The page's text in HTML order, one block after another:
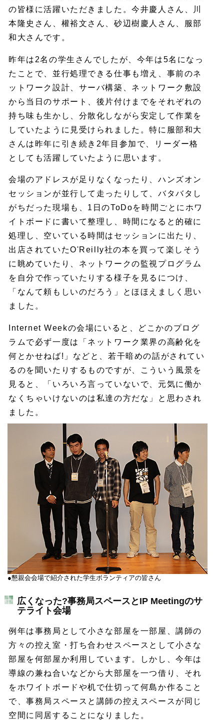
の皆様に活躍いただきました。今井慶人さん、川
本隆史さん、權裕文さん、砂辺樹慶人さん、服部
和大さんです。
昨年は2名の学生さんでしたが、今年は5名になっ
たことで、並行処理できる仕事も増え、事前のネ
ットワーク設計、サーバ構築、ネットワーク敷設
から当日のサポート、後片付けまでをそれぞれの
持ち味も生かし、分散化しながら安定して作業を
していたように見受けられました。特に服部和大
さんは昨年に引き続き2年目参加で、リーダー格
としても活躍していたように思います。
会場のアドレスが足りなくなったり、ハンズオン
セッションが並行して走ったりして、バタバタし
がちだった現場も、1日のToDoを時間ごとにホワ
イトボードに書いて整理し、時間になると的確に
処理し、空いている時間はセッションに出たり、
出店されていたO'Reilly社の本を買って楽しそう
に眺めていたり、ネットワークの監視プログラム
を自分で作っていたりする様子を見るにつけ、
「なんて頼もしいのだろう」とほほえましく思い
ました。
Internet Weekの会場にいると、どこかのプログ
ラムで必ず一度は「ネットワーク業界の高齢化を
何とかせねば!」などと、若干暗めの話がされてい
るのを聞いたりするものですが、こういう風景を
見ると、「いろいろ言っていないで、元気に働か
なくちゃいけないのは私達の方だな」と思わされ
ました。
●懇親会会場で紹介された学生ボランティアの皆さん
広くなった?事務局スペースとIP Meetingのサ
テライト会場
例年は事務局として小さな部屋を一部屋、講師の
方々の控え室・打ち合わせスペースとして小さな
部屋を何部屋か利用しています。しかし、今年は
導線の兼ね合いなどから大部屋を一つ借り、それ
をホワイトボードや机で仕切って何島か作ること
で、事務局スペースと講師の控えスペースが同じ
空間に同居することになりました。